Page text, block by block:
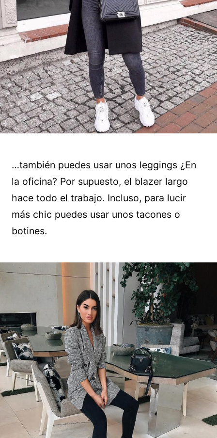
…también puedes usar unos leggings ¿En
la oficina? Por supuesto, el blazer largo
hace todo el trabajo. Incluso, para lucir
más chic puedes usar unos tacones o
botines.